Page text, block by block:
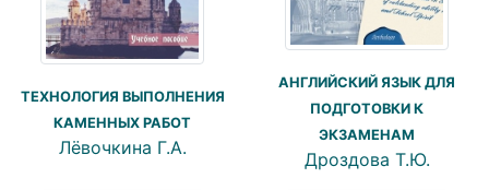
ТЕХНОЛОГИЯ ВЫПОЛНЕНИЯ
КАМЕННЫХ РАБОТ
Лёвочкина Г.А.
АНГЛИЙСКИЙ ЯЗЫК ДЛЯ
ПОДГОТОВКИ К
ЭКЗАМЕНАМ
Дроздова Т.Ю.